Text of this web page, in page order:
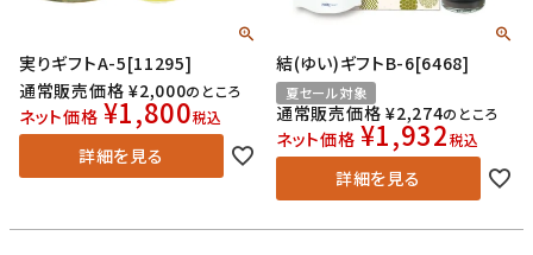
実りギフトA-5[11295]
通常販売価格 ¥2,000のところ
ネット価格 ¥1,800税込
詳細を見る
結(ゆい)ギフトB-6[6468]
夏セール対象
通常販売価格 ¥2,274のところ
ネット価格 ¥1,932税込
詳細を見る